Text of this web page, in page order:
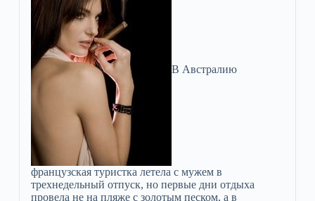
В Австралию
французская туристка летела с мужем в
трехнедельный отпуск, но первые дни отдыха
провела не на пляже с золотым песком, а в